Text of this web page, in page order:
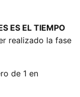
ES EL TIEMPO
realizado la fase
de 1 en